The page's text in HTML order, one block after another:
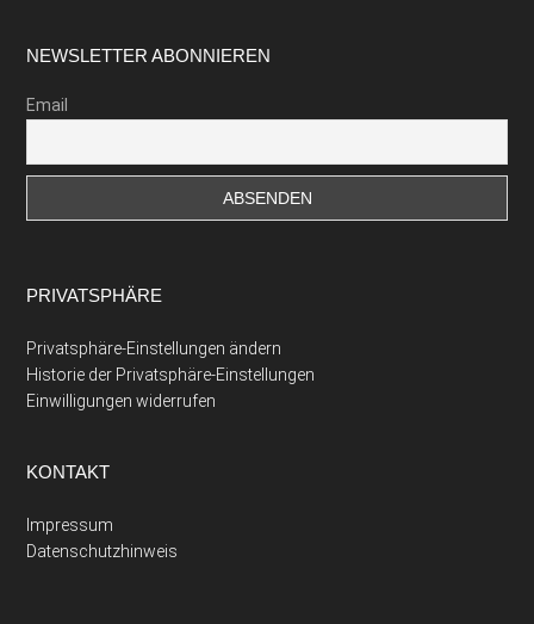
Footer
NEWSLETTER ABONNIEREN
Email
PRIVATSPHÄRE
Privatsphäre-Einstellungen ändern
Historie der Privatsphäre-Einstellungen
Einwilligungen widerrufen
KONTAKT
Impressum
Datenschutzhinweis